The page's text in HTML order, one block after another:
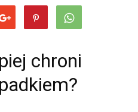
chroni